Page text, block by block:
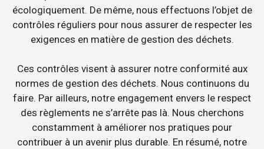
écologiquement. De même, nous effectuons l’objet de
contrôles réguliers pour nous assurer de respecter les
exigences en matière de gestion des déchets.
Ces contrôles visent à assurer notre conformité aux
normes de gestion des déchets. Nous continuons du
faire. Par ailleurs, notre engagement envers le respect
des règlements ne s’arrête pas là. Nous cherchons
constamment à améliorer nos pratiques pour
contribuer à un avenir plus durable. En résumé, notre